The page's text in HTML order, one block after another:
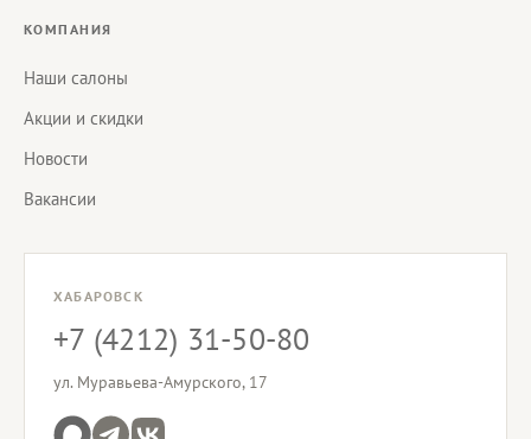
КОМПАНИЯ
Наши салоны
Акции и скидки
Новости
Вакансии
ХАБАРОВСК
+7 (4212) 31-50-80
ул. Муравьева-Амурского, 17